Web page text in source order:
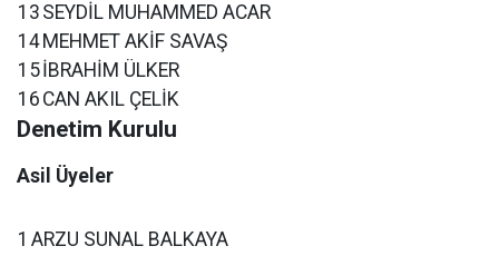
13 SEYDİL MUHAMMED ACAR
14 MEHMET AKİF SAVAŞ
15İBRAHİM ÜLKER
16 CAN AKIL ÇELİK
Denetim Kurulu
Asil Üyeler
1 ARZU SUNAL BALKAYA